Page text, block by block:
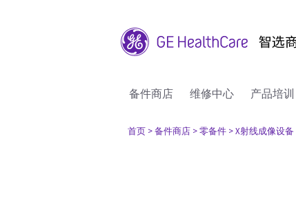
备件商店 维修中心 产品培训
首页 > 备件商店 > 零备件 > X射线成像设备